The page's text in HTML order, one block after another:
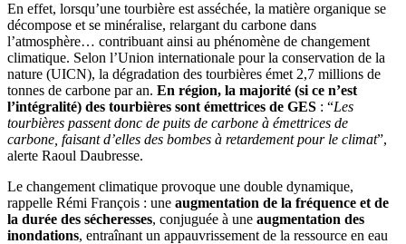
En effet, lorsqu’une tourbière est asséchée, la matière organique se
décompose et se minéralise, relargant du carbone dans
l’atmosphère… contribuant ainsi au phénomène de changement
climatique. Selon l’Union internationale pour la conservation de la
nature (UICN), la dégradation des tourbières émet 2,7 millions de
tonnes de carbone par an. En région, la majorité (si ce n’est
l’intégralité) des tourbières sont émettrices de GES : “Les
tourbières passent donc de puits de carbone à émettrices de
carbone, faisant d’elles des bombes à retardement pour le climat”,
alerte Raoul Daubresse.
Le changement climatique provoque une double dynamique,
rappelle Rémi François : une augmentation de la fréquence et de
la durée des sécheresses, conjuguée à une augmentation des
inondations, entraînant un appauvrissement de la ressource en eau